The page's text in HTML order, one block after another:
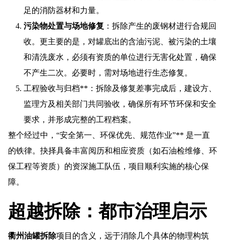
足的消防器材和力量。
污染物处置与场地修复 ：拆除产生的废钢材进行合规回
收。更主要的是，对罐底出的含油污泥、被污染的土壤
和清洗废水，必须有资质的单位进行无害化处置，确保
不产生二次。必要时，需对场地进行生态修复。
工程验收与归档**：拆除及修复差事完成后，建设方、
监理方及相关部门共同验收，确保所有环节环保和安全
要求，并形成完整的工程档案。
整个经过中，“安全第一、环保优先、规范作业”** 是一直
的铁律。抉择具备丰富阅历和相应资质（如石油检维修、环
保工程等资质）的资深施工队伍，项目顺利实施的核心保
障。
超越拆除：都市治理启示
衢州油罐拆除项目的含义，远于消除几个具体的物理构筑